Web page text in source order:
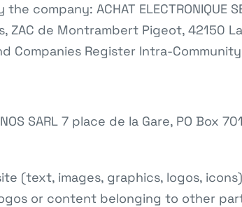
company: ACHAT ELECTRONIQUE
de Montrambert Pigeot, 42150 La
Register Intra-
SARL 7 place de la Gare, PO Box
(text, images, graphics, logos,
logos or content belonging to other